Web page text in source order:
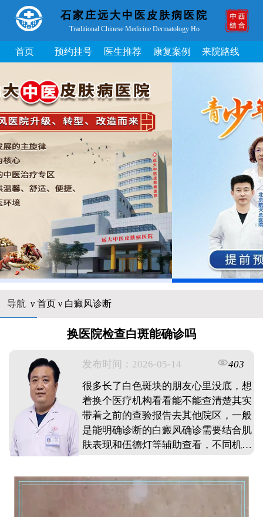
石家庄远大中医皮肤病医院
Traditional Chinese Medicine Dermatology Ho
首页 预约挂号 医生推荐 康复案例 来院路线
导航 ν 首页ν 白癜风诊断
换医院检查白斑能确诊吗
发布时间：2026-05-14
403
很多长了白色斑块的朋友心里没底，想
着换个医疗机构看看能不能查清楚其实
带着之前的查验报告去其他院区，一般
是能明确诊断的白癜风确诊需要结合肌
肤表现和伍德灯等辅助查看，不同机构
料都带上，避免重复做检查花冤枉钱色
素脱失类疾病有时候需要观察一段时间
才能最终确定，必要时可以定期复诊查